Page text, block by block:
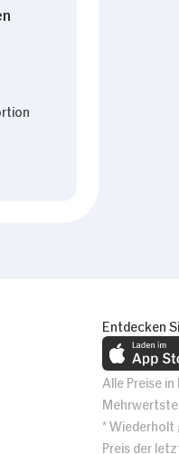
Entdecken
Alle Preise
*
Preis der